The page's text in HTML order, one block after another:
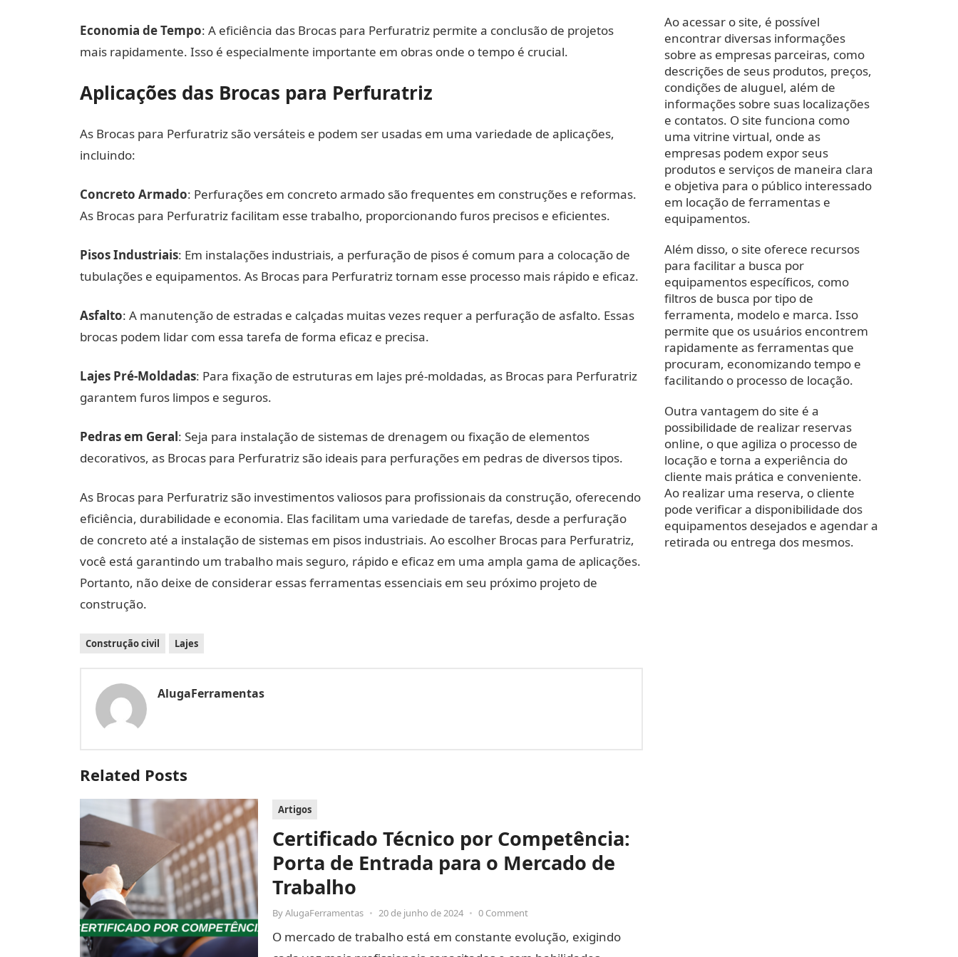
Economia de Tempo: A eficiência das Brocas para Perfuratriz permite a conclusão de projetos
mais rapidamente. Isso é especialmente importante em obras onde o tempo é crucial.
Aplicações das Brocas para Perfuratriz
As Brocas para Perfuratriz são versáteis e podem ser usadas em uma variedade de aplicações,
incluindo:
Concreto Armado: Perfurações em concreto armado são frequentes em construções e reformas.
As Brocas para Perfuratriz facilitam esse trabalho, proporcionando furos precisos e eficientes.
Pisos Industriais: Em instalações industriais, a perfuração de pisos é comum para a colocação de
tubulações e equipamentos. As Brocas para Perfuratriz tornam esse processo mais rápido e eficaz.
Asfalto: A manutenção de estradas e calçadas muitas vezes requer a perfuração de asfalto. Essas
brocas podem lidar com essa tarefa de forma eficaz e precisa.
Lajes Pré-Moldadas: Para fixação de estruturas em lajes pré-moldadas, as Brocas para Perfuratriz
garantem furos limpos e seguros.
Pedras em Geral: Seja para instalação de sistemas de drenagem ou fixação de elementos
decorativos, as Brocas para Perfuratriz são ideais para perfurações em pedras de diversos tipos.
As Brocas para Perfuratriz são investimentos valiosos para profissionais da construção, oferecendo
eficiência, durabilidade e economia. Elas facilitam uma variedade de tarefas, desde a perfuração
de concreto até a instalação de sistemas em pisos industriais. Ao escolher Brocas para Perfuratriz,
você está garantindo um trabalho mais seguro, rápido e eficaz em uma ampla gama de aplicações.
Portanto, não deixe de considerar essas ferramentas essenciais em seu próximo projeto de
construção.
Construção civil Lajes
AlugaFerramentas
Related Posts
Artigos
Certificado Técnico por Competência:
Porta de Entrada para o Mercado de
Trabalho
ByAlugaFerramentas • 20 de junho de 2024 • 0 Comment
O mercado de trabalho está em constante evolução, exigindo
Ao acessar o site, é possível
encontrar diversas informações
sobre as empresas parceiras, como
descrições de seus produtos, preços,
condições de aluguel, além de
informações sobre suas localizações
e contatos. O site funciona como
uma vitrine virtual, onde as
empresas podem expor seus
produtos e serviços de maneira clara
e objetiva para o público interessado
em locação de ferramentas e
equipamentos.
Além disso, o site oferece recursos
para facilitar a busca por
equipamentos específicos, como
filtros de busca por tipo de
ferramenta, modelo e marca. Isso
permite que os usuários encontrem
rapidamente as ferramentas que
procuram, economizando tempo e
facilitando o processo de locação.
Outra vantagem do site é a
possibilidade de realizar reservas
online, o que agiliza o processo de
locação e torna a experiência do
cliente mais prática e conveniente.
Ao realizar uma reserva, o cliente
pode verificar a disponibilidade dos
equipamentos desejados e agendar a
retirada ou entrega dos mesmos.